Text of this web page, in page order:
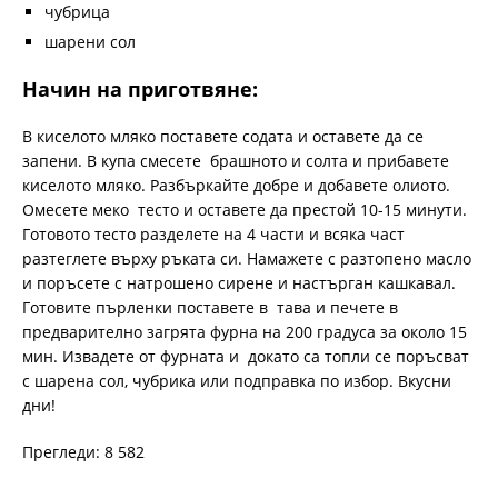
чубрица
шарени сoл
Начин на приготвяне:
В киселото мляко поставете содата и оставете да се
запени. В купа смесете брашното и солта и прибавете
киселото мляко. Разбъркайте добре и добавете олиото.
Омесете меко тесто и оставете да престой 10-15 минути.
Готовото тесто разделете на 4 части и всяка част
разтеглете върху ръката си. Намажете с разтопено масло
и поръсете с натрошено сирене и настърган кашкавал.
Готовите пърленки поставете в тава и печете в
предварително загрята фурна на 200 градуса за около 15
мин. Извадете от фурната и докато са топли се поръсват
с шарена сол, чубрика или подправка по избор. Вкусни
дни!
Прегледи: 8 582